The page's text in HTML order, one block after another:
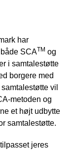
har
SCATM og
i samtalestøtte
borgere med
vil
metoden og
et højt udbytte
samtalestøtte.
jeres